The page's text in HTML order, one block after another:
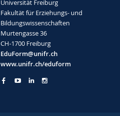
Universität Freiburg
Fakultät für Erziehungs- und
Bildungswissenschaften
Murtengasse 36
CH-1700 Freiburg
EduForm@unifr.ch
www.unifr.ch/eduform